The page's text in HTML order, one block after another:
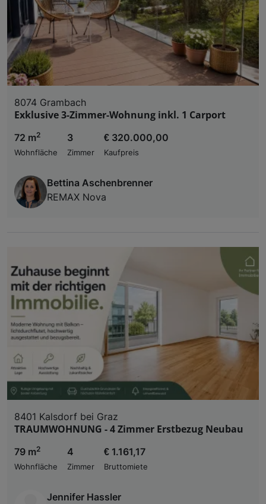
8074 Grambach
Exklusive 3-Zimmer-Wohnung inkl. 1 Carport
72 m2
Wohnfläche
3
Zimmer
€ 320.000,00
Kaufpreis
Bettina Aschenbrenner
REMAX Nova
8401 Kalsdorf bei Graz
TRAUMWOHNUNG - 4 Zimmer Erstbezug Neubau
79 m2
Wohnfläche
4
Zimmer
€ 1.161,17
Bruttomiete
Jennifer Hassler